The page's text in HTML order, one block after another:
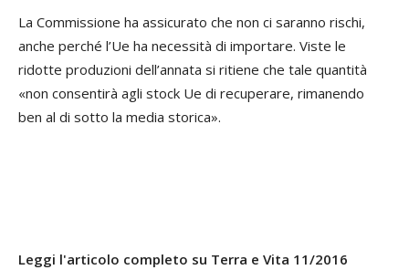
La Commissione ha assicurato che non ci saranno rischi,
anche perché l’Ue ha necessità di importare. Viste le
ridotte produzioni dell’annata si ritiene che tale quantità
«non consentirà agli stock Ue di recuperare, rimanendo
ben al di sotto la media storica».
Leggi l'articolo completo su Terra e Vita 11/2016